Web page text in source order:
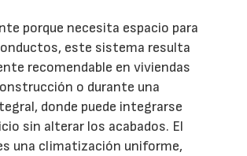
porque necesita espacio para
este sistema resulta
recomendable en viviendas
o durante una
donde puede integrarse
sin alterar los acabados. El
una climatización uniforme,